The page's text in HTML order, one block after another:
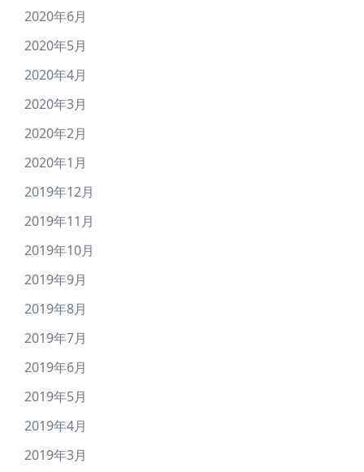
2020年6月
2020年5月
2020年4月
2020年3月
2020年2月
2020年1月
2019年12月
2019年11月
2019年10月
2019年9月
2019年8月
2019年7月
2019年6月
2019年5月
2019年4月
2019年3月